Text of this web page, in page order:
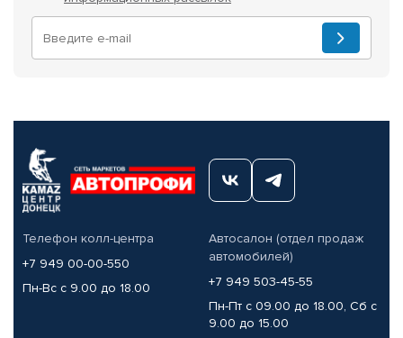
Телефон колл-центра
+7 949 00-00-550
Пн-Вс с 9.00 до 18.00
Автосалон (отдел продаж
автомобилей)
+7 949 503-45-55
Пн-Пт с 09.00 до 18.00, Сб с
9.00 до 15.00